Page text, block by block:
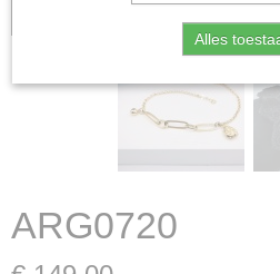
verkocht; in dat geval
ARG0720
Alles